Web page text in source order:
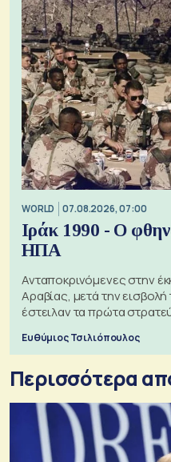
WORLD 07.08.2026, 07:00
Ιράκ 1990 - Ο
ΗΠΑ
Ανταποκρινόμενες στην
Αραβίας, μετά την
έστειλαν τα πρώτα
Ευθύμιος Τσιλιόπουλος
Περισσότερα